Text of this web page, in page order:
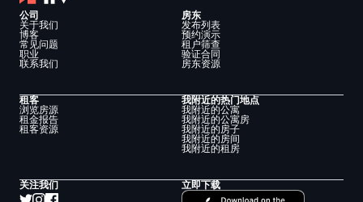
公司
关于我们
博客
常见问题
职业
联系我们
房东
发布列表
预约演示
租户筛查
验证合同
房东资源
租客
浏览房源
租金报告
租客资源
我附近的热门地点
我附近的公寓
我附近的公寓房
我附近的房子
我附近的房间
我附近的租房
关注我们 立即下载